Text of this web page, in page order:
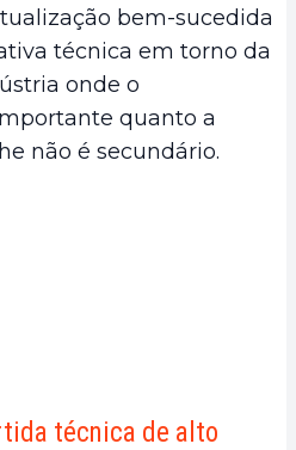
bem-sucedida
técnica em torno da
onde o
quanto a
não é secundário.
técnica de alto